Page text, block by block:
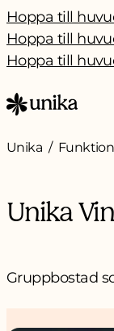
Hoppa till
Hoppa till
Hoppa till
Unika
Unika
Gruppbostad